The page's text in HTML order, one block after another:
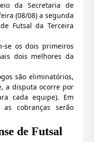
da Secretaria de
(08/08) a segunda
Futsal da Terceira
se os dois primeiros
dois melhores da
são eliminatórios,
a disputa ocorre por
cada equipe). Em
cobranças serão
de Futsal